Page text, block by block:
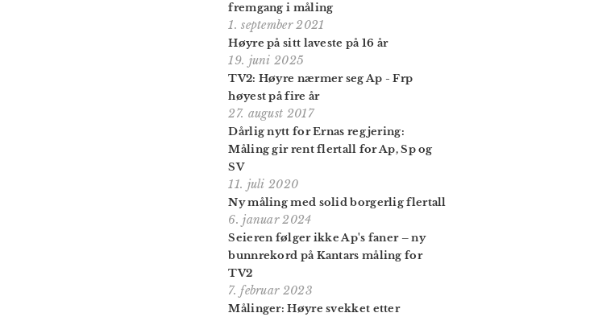
fremgang i måling
1. september 2021
Høyre på sitt laveste på 16 år
19. juni 2025
TV2: Høyre nærmer seg Ap - Frp
høyest på fire år
27. august 2017
Dårlig nytt for Ernas regjering:
Måling gir rent flertall for Ap, Sp og
SV
11. juli 2020
Ny måling med solid borgerlig flertall
6. januar 2024
Seieren følger ikke Ap's faner – ny
bunnrekord på Kantars måling for
TV2
7. februar 2023
Målinger: Høyre svekket etter